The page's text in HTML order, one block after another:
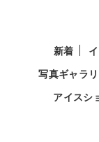
新着
写真ギャラ
アイスシ